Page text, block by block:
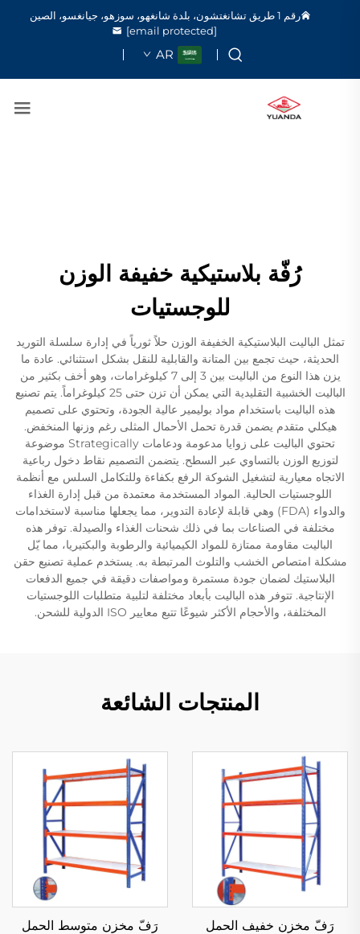
رقم 1 طريق تشانغتشون، بلدة شانغهو، سوزهو، جيانغسو، الصين
[email protected]
AR
رُفّة بلاستيكية خفيفة الوزن
للوجستيات
تمثل الباليت البلاستيكية الخفيفة الوزن حلاً ثورياً في إدارة سلسلة التوريد
الحديثة، حيث تجمع بين المتانة والقابلية للنقل بشكل استثنائي. عادة ما
يزن هذا النوع من الباليت بين 3 إلى 7 كيلوغرامات، وهو أخف بكثير من
الباليت الخشبية التقليدية التي يمكن أن تزن حتى 25 كيلوغراماً. يتم تصنيع
هذه الباليت باستخدام مواد بوليمير عالية الجودة، وتحتوي على تصميم
هيكلي متقدم يضمن قدرة تحمل الأحمال المثلى رغم وزنها المنخفض.
تحتوي الباليت على زوايا مدعومة ودعامات Strategically موضوعة
لتوزيع الوزن بالتساوي عبر السطح. يتضمن التصميم نقاط دخول رباعية
الاتجاه معيارية لتشغيل الشوكة الرفع بكفاءة وللتكامل السلس مع أنظمة
اللوجستيات الحالية. المواد المستخدمة معتمدة من قبل إدارة الغذاء
والدواء (FDA) وهي قابلة لإعادة التدوير، مما يجعلها مناسبة لاستخدامات
مختلفة في الصناعات بما في ذلك شحنات الغذاء والصيدلة. توفر هذه
الباليت مقاومة ممتازة للمواد الكيميائية والرطوبة والبكتيريا، مما يّل
مشكلة امتصاص الخشب والتلوث المرتبطة به. يستخدم عملية تصنيع حقن
البلاستيك لضمان جودة مستمرة ومواصفات دقيقة في جميع الدفعات
الإنتاجية. تتوفر هذه الباليت بأبعاد مختلفة لتلبية متطلبات اللوجستيات
المختلفة، والأحجام الأكثر شيوعًا تتبع معايير ISO الدولية للشحن.
المنتجات الشائعة
رَفّ مخزن خفيف الحمل
رَفّ مخزن متوسط الحمل